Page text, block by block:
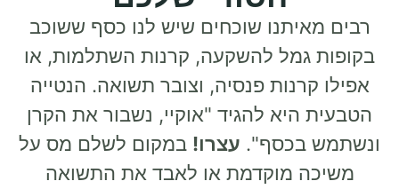
רבים מאיתנו שוכחים שיש לנו כסף ששוכב
בקופות גמל להשקעה, קרנות השתלמות, או
אפילו קרנות פנסיה, וצובר תשואה. הנטייה
הטבעית היא להגיד "אוקיי, נשבור את הקרן
ונשתמש בכסף". עצרו! במקום לשלם מס על
משיכה מוקדמת או לאבד את התשואה